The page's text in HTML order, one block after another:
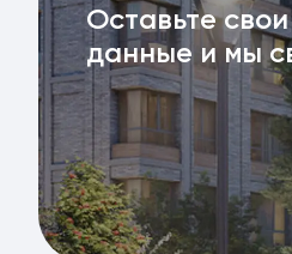
Оставьте
данные и мы